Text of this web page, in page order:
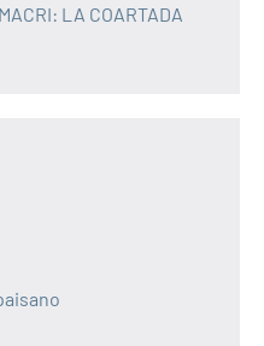
LA COARTADA